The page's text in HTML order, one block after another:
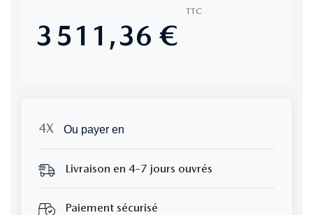
3 511,36 €
TTC
Ou payer en
Livraison en 4-7 jours ouvrés
Paiement sécurisé